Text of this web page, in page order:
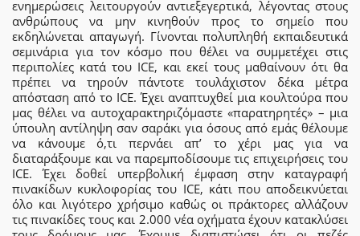
ενημερώσεις λειτουργούν αντιεξεγερτικά, λέγοντας στους
ανθρώπους να μην κινηθούν προς το σημείο που
εκδηλώνεται απαγωγή. Γίνονται πολυπληθή εκπαιδευτικά
σεμινάρια για τον κόσμο που θέλει να συμμετέχει στις
περιπολίες κατά του ICE, και εκεί τους μαθαίνουν ότι θα
πρέπει να τηρούν πάντοτε τουλάχιστον δέκα μέτρα
απόσταση από το ΙCE. Έχει αναπτυχθεί μια κουλτούρα που
μας θέλει να αυτοχαρακτηριζόμαστε «παρατηρητές» – μια
ύπουλη αντίληψη σαν σαράκι για όσους από εμάς θέλουμε
να κάνουμε ό,τι περνάει απ’ το χέρι μας για να
διαταράξουμε και να παρεμποδίσουμε τις επιχειρήσεις του
ICE. Έχει δοθεί υπερβολική έμφαση στην καταγραφή
πινακίδων κυκλοφορίας του ICE, κάτι που αποδεικνύεται
όλο και λιγότερο χρήσιμο καθώς οι πράκτορες αλλάζουν
τις πινακίδες τους και 2.000 νέα οχήματα έχουν κατακλύσει